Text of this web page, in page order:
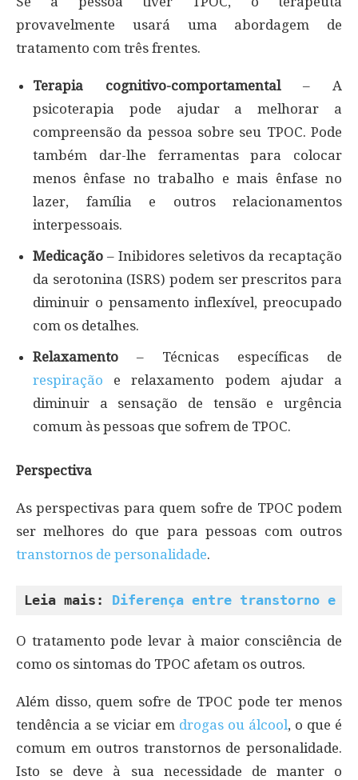
provavelmente usará uma abordagem de
tratamento com três frentes.
Terapia cognitivo-comportamental– A
psicoterapia pode ajudar a melhorar a
compreensão da pessoa sobre seu TPOC. Pode
também dar-lhe ferramentas para colocar
menos ênfase no trabalho e mais ênfase no
lazer, família e outros relacionamentos
interpessoais.
Medicação – Inibidores seletivos da recaptação
da serotonina (ISRS) podem ser prescritos para
diminuir o pensamento inflexível, preocupado
com os detalhes.
Relaxamento – Técnicas específicas de
respiração e relaxamento podem ajudar a
diminuir a sensação de tensão e urgência
comum às pessoas que sofrem de TPOC.
Perspectiva
As perspectivas para quem sofre de TPOC podem
ser melhores do que para pessoas com outros
transtornos de personalidade.
Leia mais: Diferença entre transtorno e
O tratamento pode levar à maior consciência de
como os sintomas do TPOC afetam os outros.
Além disso, quem sofre de TPOC pode ter menos
tendência a se viciar em drogas ou álcool, o que é
comum em outros transtornos de personalidade.
Isto se deve à sua necessidade de manter o